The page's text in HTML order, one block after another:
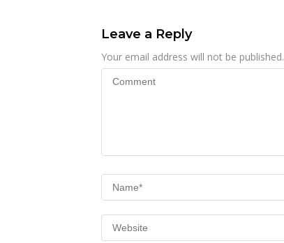
Leave a Reply
Your email address will not be published.